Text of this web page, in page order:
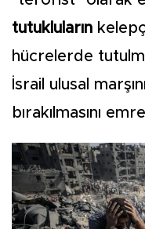
tutukluların
hücrelerde
İsrail ulusal
bırakılmasını